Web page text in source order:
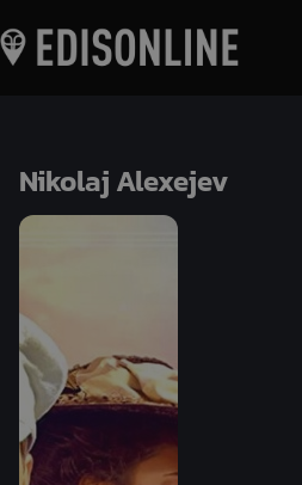
Nikolaj Alexejev